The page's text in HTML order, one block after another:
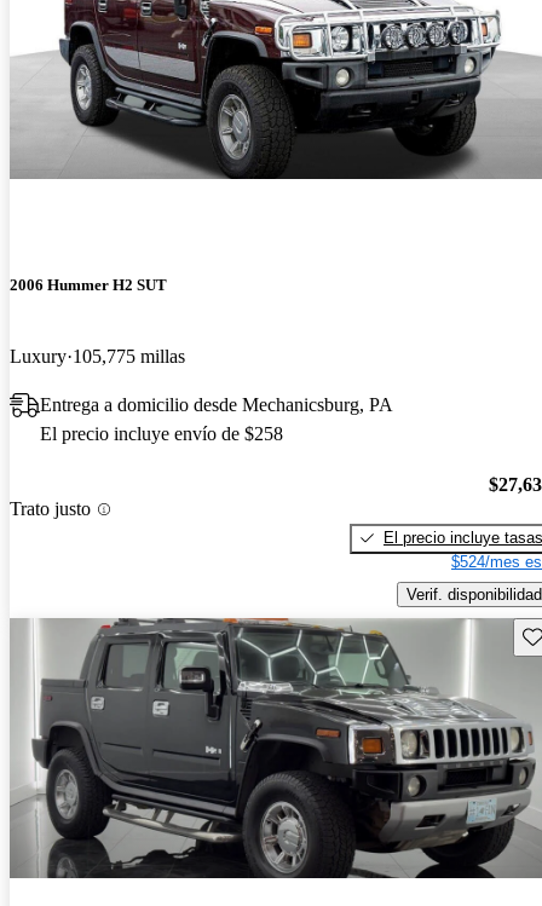
2006 Hummer H2 SUT
Luxury 105,775 millas
Entrega a domicilio desde Mechanicsburg, PA
El precio incluye envío de $258
Trato justo
El precio incluye tasas
$524/mes
Verif. disponibilidad